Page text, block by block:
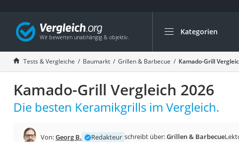
Kategorien
Die beliebtesten
Baumarkt
Tresor feuerfest
Makita-Akku-
Kappsäge
Smartes Türschloss
Akku-Rasentrimmer
Tests & Vergleiche Baumarkt Grillen & Barbecue Kamado-Grill
Kamado-Grill Vergleich 2026
Die besten Keramikgrills im Vergleich.
Von:Georg B. Redakteur schreibt über:Grillen & Barbecue